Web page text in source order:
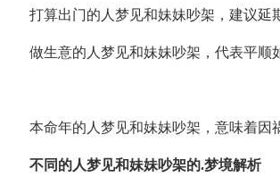
打算出门的人梦见和妹妹吵架，建议延
做生意的人梦见和妹妹吵架，代表平顺
本命年的人梦见和妹妹吵架，意味着因
不同的人梦见和妹妹吵架的.梦境解析